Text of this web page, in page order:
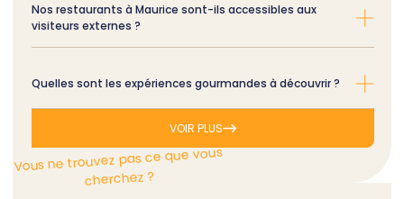
Nos restaurants à Maurice sont-ils accessibles aux
visiteurs externes ?
Quelles sont les expériences gourmandes à découvrir ?
VOIR PLUS
Vous ne trouvez pas ce que vous
cherchez ?